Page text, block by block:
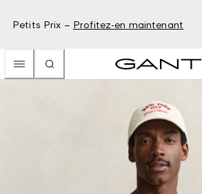
Petits Prix – Profitez-en maintenant